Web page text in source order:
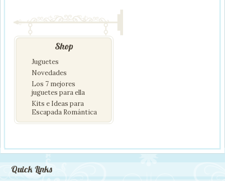
Shop
Juguetes
Novedades
Los 7 mejores
juguetes para ella
Kits e Ideas para
Escapada Romántica
Quick Links